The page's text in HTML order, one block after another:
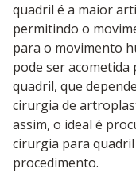
quadril é a maior
permitindo o
para o movimento
pode ser
quadril, que
cirurgia de
assim, o ideal é
cirurgia para
procedimento.